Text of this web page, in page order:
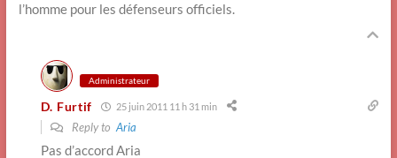
l’homme pour les défenseurs officiels.
Administrateur
D. Furtif 25 juin 2011 11 h 31 min
Reply to Aria
Pas d’accord Aria